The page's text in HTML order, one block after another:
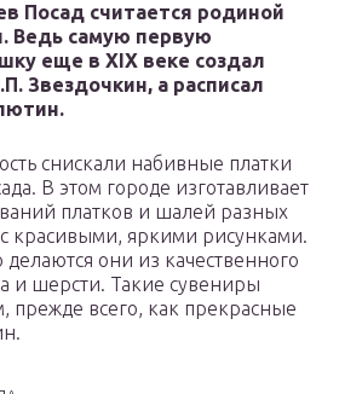
Посад считается родиной
Ведь самую первую
еще в XIX веке создал
Звездочкин, а расписал
снискали набивные платки
В этом городе изготавливает
платков и шалей разных
красивыми, яркими рисунками.
они из качественного
и шерсти. Такие сувениры
прежде всего, как прекрасные